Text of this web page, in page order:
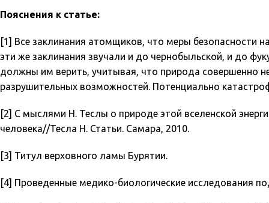
Пояснения к статье:
[1] Все заклинания атомщиков, что меры безопасности
эти же заклинания звучали и до чернобыльской, и до
должны им верить, учитывая, что природа совершенно
разрушительных возможностей. Потенциально
[2] С мыслями Н. Теслы о природе этой вселенской
человека//Тесла Н. Статьи. Самара, 2010.
[3] Титул верховного ламы Бурятии.
[4] Проведенные медико-биологические исследования